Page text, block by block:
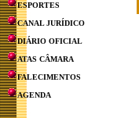
ESPORTES
CANAL JURÍDICO
DIÁRIO OFICIAL
ATAS CÂMARA
FALECIMENTOS
AGENDA